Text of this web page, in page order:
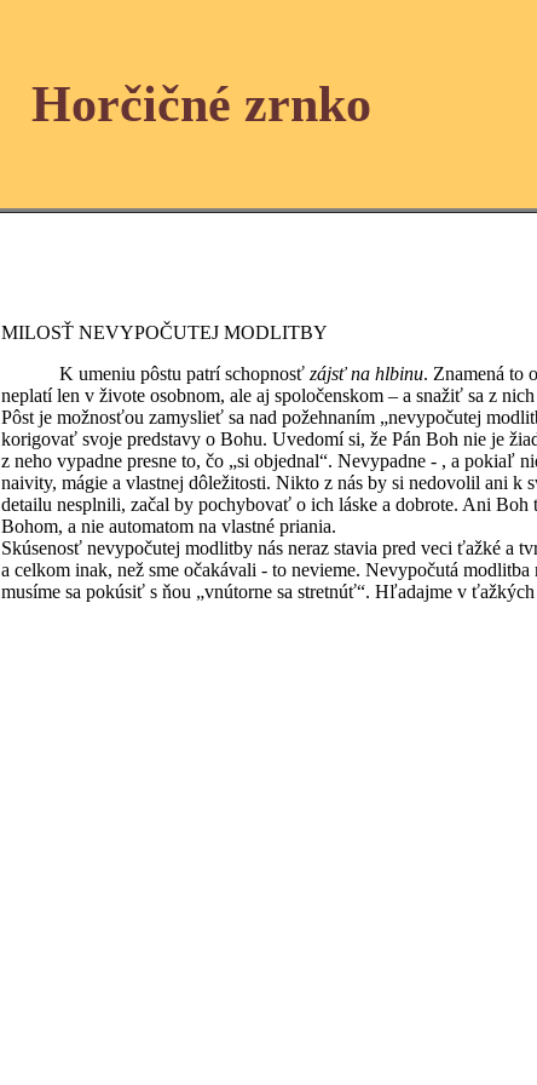
Horčičné zrnko
MILOSŤ NEVYPOČUTEJ MODLITBY
K umeniu pôstu patrí schopnosť zájsť na hlbinu. Znamená to
neplatí len v živote osobnom, ale aj spoločenskom – a snažiť sa z
Pôst je možnosťou zamyslieť sa nad požehnaním „nevypočutej
korigovať svoje predstavy o Bohu. Uvedomí si, že Pán Boh nie je
z neho vypadne presne to, čo „si objednal“. Nevypadne - , a pokiaľ
naivity, mágie a vlastnej dôležitosti. Nikto z nás by si nedovolil ani
detailu nesplnili, začal by pochybovať o ich láske a dobrote. Ani
Bohom, a nie automatom na vlastné priania.
Skúsenosť nevypočutej modlitby nás neraz stavia pred veci ťažké a
a celkom inak, než sme očakávali - to nevieme. Nevypočutá
musíme sa pokúsiť s ňou „vnútorne sa stretnúť“. Hľadajme v